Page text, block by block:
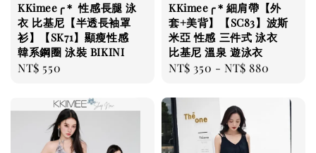
KKimee╭＊ 性感長腿 泳
衣 比基尼【半透長袖罩
衫】【SK71】顯瘦性感
韓系鋼圈 泳裝 BIKINI
Regular
NT$ 550
KKimee╭＊細肩帶【外
套+美背】【SC83】波斯
米亞 性感 三件式 泳衣
比基尼 溫泉 遊泳衣
Regular
NT$ 350 -NT$ 880